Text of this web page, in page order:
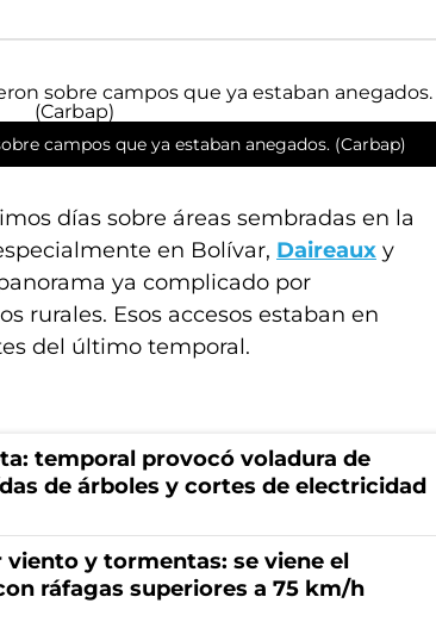
campos que ya estaban anegados. (Carbap)
días sobre áreas sembradas en la
en Bolívar, Daireaux y
ya complicado por
rurales. Esos accesos estaban en
del último temporal.
temporal provocó voladura de
de árboles y cortes de electricidad
viento y tormentas: se viene el
ráfagas superiores a 75 km/h